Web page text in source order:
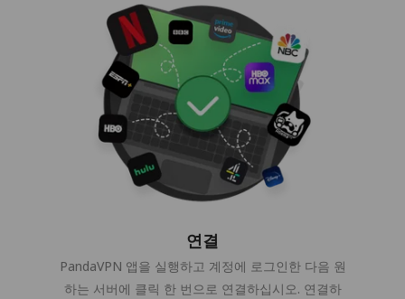
연결
PandaVPN 앱을 실행하고 계정에 로그인한 다음 원
하는 서버에 클릭 한 번으로 연결하십시오. 연결하